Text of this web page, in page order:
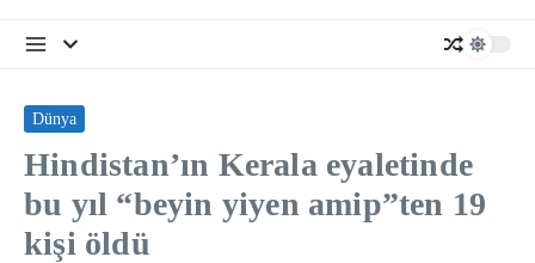
Dünya
Hindistan’ın Kerala eyaletinde
bu yıl “beyin yiyen amip”ten 19
kişi öldü